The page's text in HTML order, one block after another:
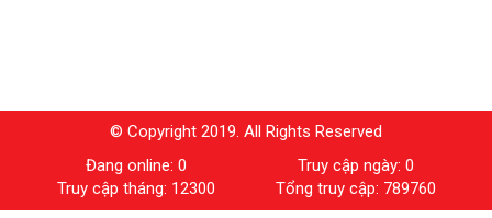
© Copyright 2019. All Rights Reserved
Đang online: 0
Truy cập ngày: 0
Truy cập tháng: 12300
Tổng truy cập: 789760